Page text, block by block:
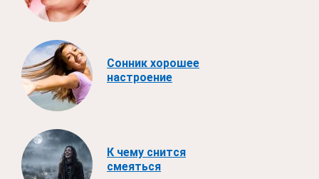
Сонник хорошее
настроение
К чему снится
смеяться